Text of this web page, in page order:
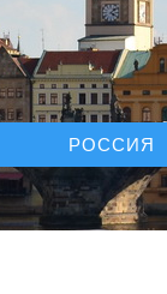
РОССИЯ